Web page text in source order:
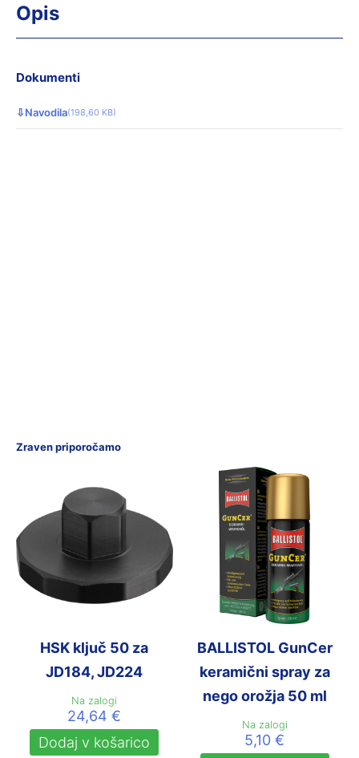
Opis
Dokumenti
⇩Navodila(198,60 KB)
Zraven priporočamo
HSK ključ 50 za
JD184, JD224
Na zalogi
24,64€
Dodaj v košarico
BALLISTOL GunCer
keramični spray za
nego orožja 50 ml
Na zalogi
5,10€